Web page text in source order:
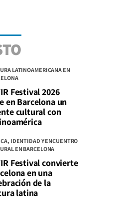
LATINOAMERICANA EN
Festival 2026
en Barcelona un
cultural con
IDENTIDAD Y ENCUENTRO
EN BARCELONA
Festival convierte
en una
de la
latina